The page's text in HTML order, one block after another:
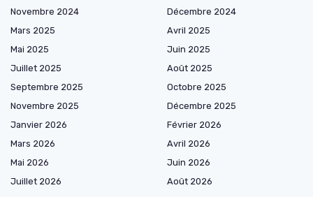
Novembre 2024
Décembre 2024
Mars 2025
Avril 2025
Mai 2025
Juin 2025
Juillet 2025
Août 2025
Septembre 2025
Octobre 2025
Novembre 2025
Décembre 2025
Janvier 2026
Février 2026
Mars 2026
Avril 2026
Mai 2026
Juin 2026
Juillet 2026
Août 2026